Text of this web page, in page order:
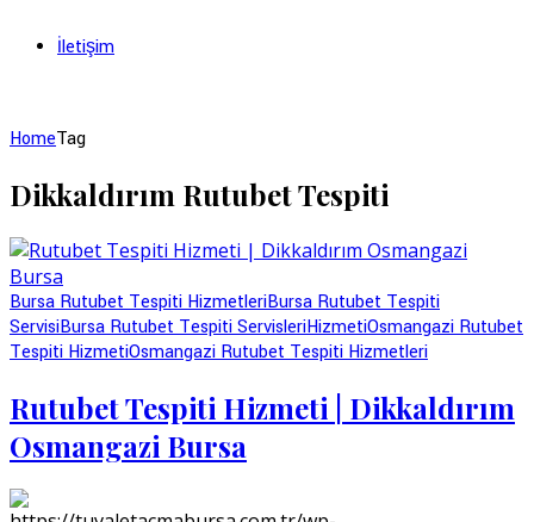
İletişim
HomeTag
Dikkaldırım Rutubet Tespiti
Bursa Rutubet Tespiti HizmetleriBursa Rutubet Tespiti
ServisiBursa Rutubet Tespiti ServisleriHizmetiOsmangazi Rutubet
Tespiti HizmetiOsmangazi Rutubet Tespiti Hizmetleri
Rutubet Tespiti Hizmeti | Dikkaldırım
Osmangazi Bursa